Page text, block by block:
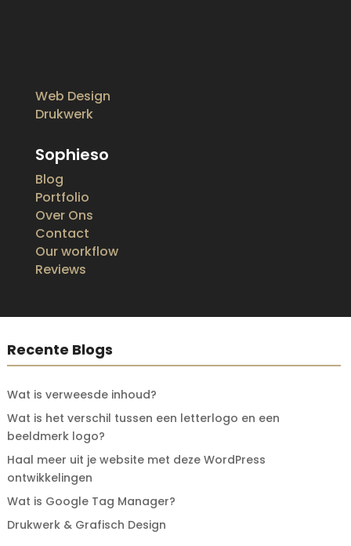
Web Design
Drukwerk
Sophieso
Blog
Portfolio
Over Ons
Contact
Our workflow
Reviews
Recente Blogs
Wat is verweesde inhoud?
Wat is het verschil tussen een letterlogo en een
beeldmerk logo?
Haal meer uit je website met deze WordPress
ontwikkelingen
Wat is Google Tag Manager?
Drukwerk & Grafisch Design